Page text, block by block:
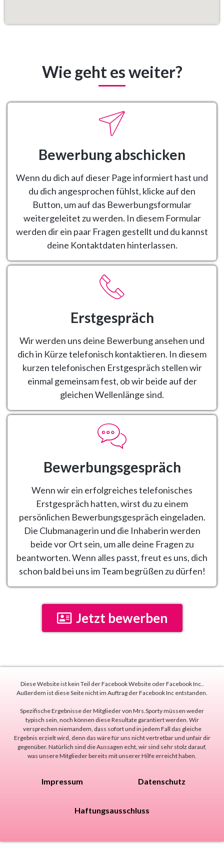
Wie geht es weiter?
Bewerbung abschicken
Wenn du dich auf dieser Page informiert hast und
du dich angesprochen fühlst, klicke auf den
Button, um auf das Bewerbungsformular
weitergeleitet zu werden. In diesem Formular
werden dir ein paar Fragen gestellt und du kannst
deine Kontaktdaten hinterlassen.
Erstgespräch
Wir werden uns deine Bewerbung ansehen und
dich in Kürze telefonisch kontaktieren. In diesem
kurzen telefonischen Erstgespräch stellen wir
einmal gemeinsam fest, ob wir beide auf der
gleichen Wellenlänge sind.
Bewerbungsgespräch
Wenn wir ein erfolgreiches telefonisches
Erstgespräch hatten, wirst du zu einem
persönlichen Bewerbungsgespräch eingeladen.
Die Clubmanagerin und die Inhaberin werden
beide vor Ort sein, um alle deine Fragen zu
beantworten. Wenn alles passt, freut es uns, dich
schon bald bei uns im Team begrüßen zu dürfen!
Jetzt bewerben
Diese Website ist kein Teil der Facebook Website oder Facebook Inc..
Außerdem ist diese Seite nicht im Auftrag der Facebook Inc entstanden.
Spezifische Ergebnisse der Mitglieder von Mrs.Sporty müssen weder
typisch sein, noch können diese Resultate garantiert werden. Wir
versprechen niemandem, dass sofort und in jedem Fall das gleiche
Ergebnis erzielt wird, denn das wäre für uns nicht vertretbar und unfair dir
gegenüber. Natürlich sind die Aussagen echt, wir sind sehr stolz darauf,
was unsere Mitglieder bereits mit unserer Hilfe erreicht haben.
Impressum Datenschutz
Haftungsausschluss